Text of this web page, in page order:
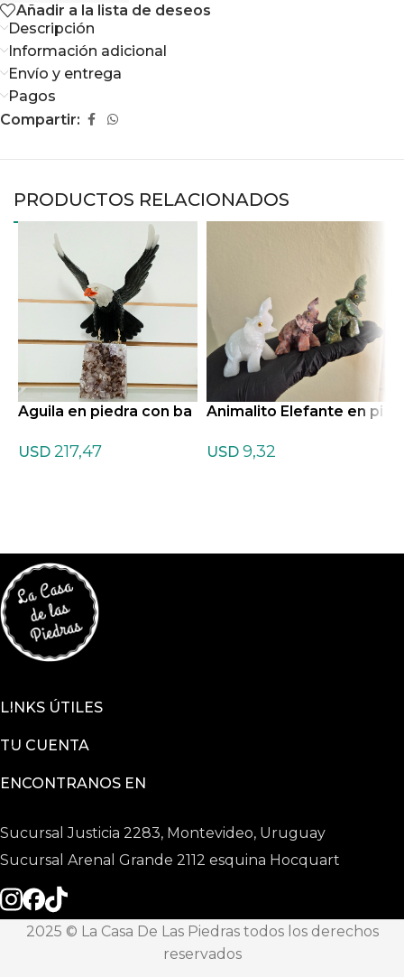
Añadir a la lista de deseos
Descripción
Información adicional
Envío y entrega
Pagos
Compartir:
PRODUCTOS RELACIONADOS
Aguila en piedra con ba
USD 217,47
Animalito Elefante en pi
USD 9,32
LINKS ÚTILES
TU CUENTA
ENCONTRANOS EN
Sucursal Justicia 2283, Montevideo, Uruguay
Sucursal Arenal Grande 2112 esquina Hocquart
2025 © La Casa De Las Piedras todos los derechos
reservados